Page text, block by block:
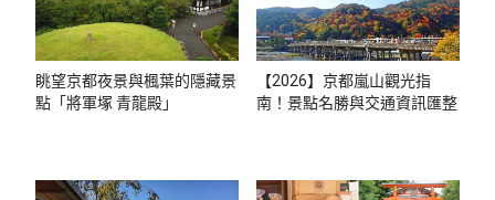
眺望京都夜景與楓葉的隱藏景
點「將軍塚 青龍殿」
【2026】京都嵐山觀光指
南！景點名勝與交通資訊匯整